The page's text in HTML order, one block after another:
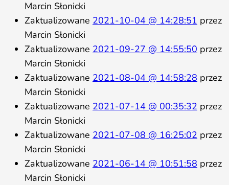
Marcin Słonicki
Zaktualizowane 2021-10-04 @ 14:28:51 przez
Marcin Słonicki
Zaktualizowane 2021-09-27 @ 14:55:50 przez
Marcin Słonicki
Zaktualizowane 2021-08-04 @ 14:58:28 przez
Marcin Słonicki
Zaktualizowane 2021-07-14 @ 00:35:32 przez
Marcin Słonicki
Zaktualizowane 2021-07-08 @ 16:25:02 przez
Marcin Słonicki
Zaktualizowane 2021-06-14 @ 10:51:58 przez
Marcin Słonicki